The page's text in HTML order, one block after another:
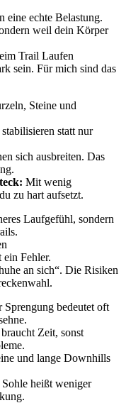
eine echte Belastung.
weil dein Körper
Trail Laufen
sein. Für mich sind das
Steine und
statt nur
sich ausbreiten. Das
Mit wenig
zu hart aufsetzt.
Laufgefühl, sondern
ein Fehler.
an sich“. Die Risiken
Sprengung bedeutet oft
Zeit, sonst
und lange Downhills
heißt weniger